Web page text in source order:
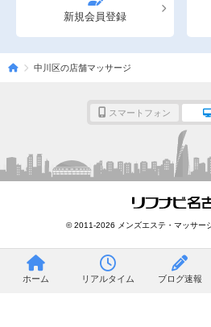
新規会員登録
中川区の店舗マッサージ
スマートフォン
© 2011-2026 メンズエステ・マッサー
ホーム リアルタイム ブログ速報